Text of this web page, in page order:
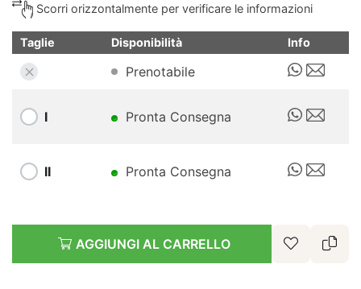
Scorri orizzontalmente per verificare le informazioni
Taglie Disponibilità Info
Prenotabile
I Pronta Consegna
II Pronta Consegna
AGGIUNGI AL CARRELLO